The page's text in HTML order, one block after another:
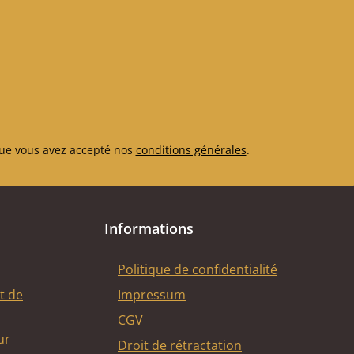
vous avez accepté nos conditions générales.
de
Informations
Politique de confidentialité
Impressum
CGV
Droit de rétractation